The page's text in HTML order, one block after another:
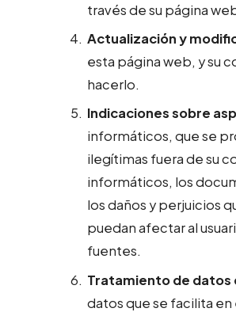
través de su página
Actualización y
esta página web, y su
hacerlo.
Indicaciones sobre
informáticos, que se
ilegítimas fuera de su
informáticos, los
los daños y perjuicios
puedan afectar al
fuentes.
Tratamiento de datos
datos que se facilita en